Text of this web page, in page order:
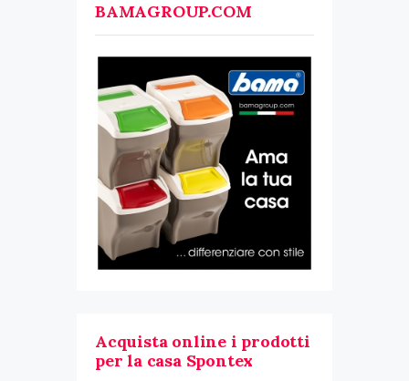
BAMAGROUP.COM
Acquista online i prodotti
per la casa Spontex